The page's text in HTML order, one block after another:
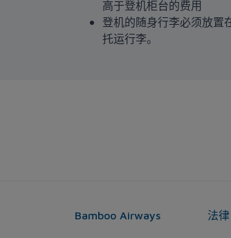
高于登机柜台的费用
登机的随身行李必须放置
托运行李。
Bamboo Airways 法律